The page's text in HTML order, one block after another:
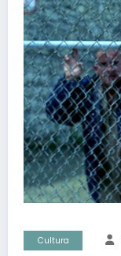
Cultura